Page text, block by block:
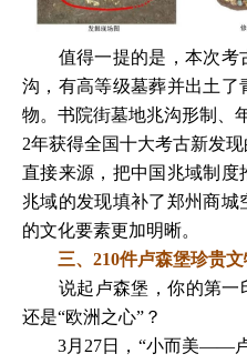
值得一提的是，本次考
沟，有高等级墓葬并出土
物。书院街墓地兆沟形制、
2年获得全国十大考古新发
直接来源，把中国兆域制
兆域的发现填补了郑州商
的文化要素更加明晰。
三、210件卢森堡珍贵
说起卢森堡，你的第一印
还是“欧洲之心”？
3月27日，“小而美——卢